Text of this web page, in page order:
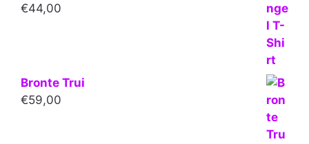
€44,00
Bronte Trui
€59,00